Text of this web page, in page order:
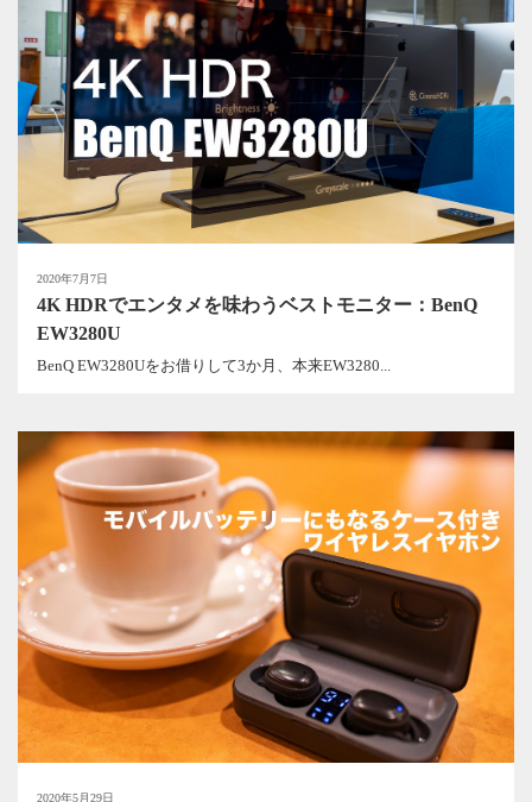
2020年7月7日
4K HDRでエンタメを味わうベストモニター：BenQ
EW3280U
BenQ EW3280Uをお借りして3か月、本来EW3280...
2020年5月29日